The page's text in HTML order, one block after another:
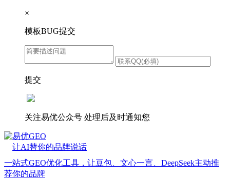
×
模板BUG提交
提交
关注易优公众号 处理后及时通知您
易优GEO
让AI替你的品牌说话
一站式GEO优化工具，让豆包、文心一言、DeepSeek主动推
荐你的品牌